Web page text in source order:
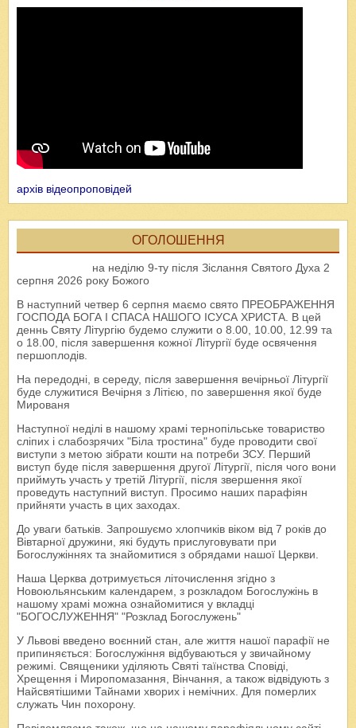
архів відеопроповідей
ОГОЛОШЕННЯ
на неділю 9-ту після Зіслання Святого Духа 2
серпня 2026 року Божого
В наступний четвер 6 серпня маємо свято ПРЕОБРАЖЕННЯ
ГОСПОДА БОГА І СПАСА НАШОГО ІСУСА ХРИСТА. В цей
деннь Святу Літургію будемо служити о 8.00, 10.00, 12.99 та
о 18.00, після завершення кожної Літургії буде освячення
першоплодів.
На передодні, в середу, після завершення вечірньої Літургії
буде служитися Вечірня з Літією, по завершення якої буде
Мированя
Наступної неділі в нашому храмі тернопільське товариство
сліпих і слабозрячих "Біла тростина" буде проводити свої
виступи з метою зібрати кошти на потреби ЗСУ. Перший
виступ буде після завершення другої Літургії, після чого вони
приймуть участь у третій Літургії, після звершення якої
проведуть наступний виступ. Просимо наших парафіян
прийняти участь в цих заходах.
До уваги батьків. Запрошуємо хлопчиків віком від 7 років до
Вівтарної дружини, які будуть прислуговувати при
Богослужіннях та знайомитися з обрядами нашої Церкви.
Наша Церква дотримується літочислення згідно з
Новоюльянським календарем, з розкладом Богослужінь в
нашому храмі можна ознайомитися у вкладці
"БОГОСЛУЖЕННЯ" "Розклад Богослужень"
У Львові введено воєнний стан, але життя нашої парафії не
припиняється: Богослужіння відбуваються у звичайному
режимі. Священики уділяють Святі таїнства Сповіді,
Хрещення і Миропомазання, Вінчання, а також відвідують з
Найсвятішими Тайнами хворих і немічних. Для померлих
служать Чин похорону.